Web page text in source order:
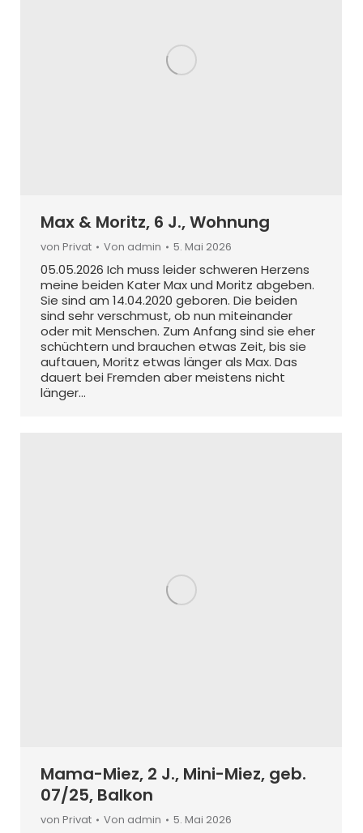
Max & Moritz, 6 J., Wohnung
von Privat Von admin 5. Mai 2026
05.05.2026 Ich muss leider schweren Herzens
meine beiden Kater Max und Moritz abgeben.
Sie sind am 14.04.2020 geboren. Die beiden
sind sehr verschmust, ob nun miteinander
oder mit Menschen. Zum Anfang sind sie eher
schüchtern und brauchen etwas Zeit, bis sie
auftauen, Moritz etwas länger als Max. Das
dauert bei Fremden aber meistens nicht
länger…
Mama-Miez, 2 J., Mini-Miez, geb.
07/25, Balkon
von Privat Von admin 5. Mai 2026